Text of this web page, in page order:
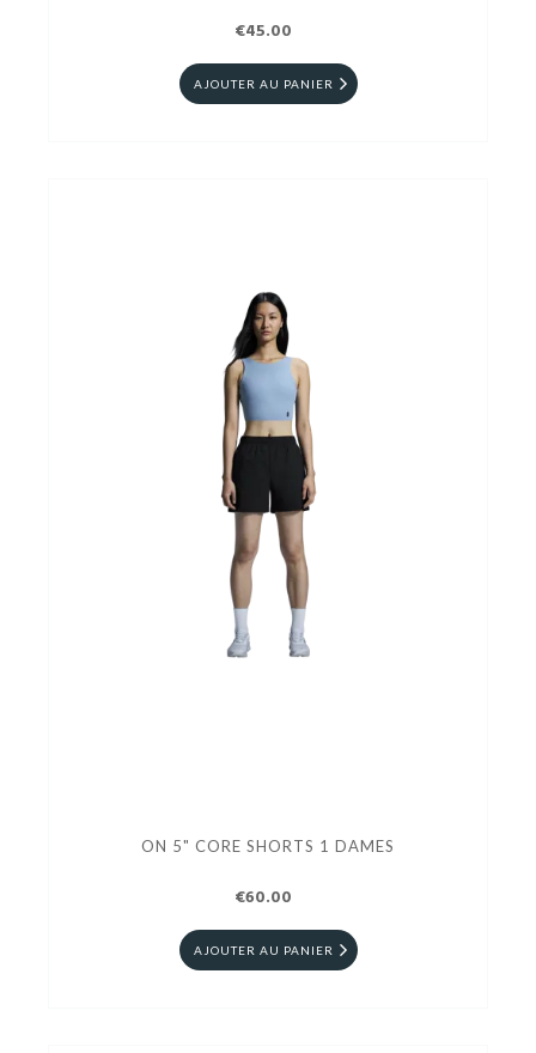
€45.00
AJOUTER AU PANIER
ON 5" CORE SHORTS 1 DAMES
€60.00
AJOUTER AU PANIER